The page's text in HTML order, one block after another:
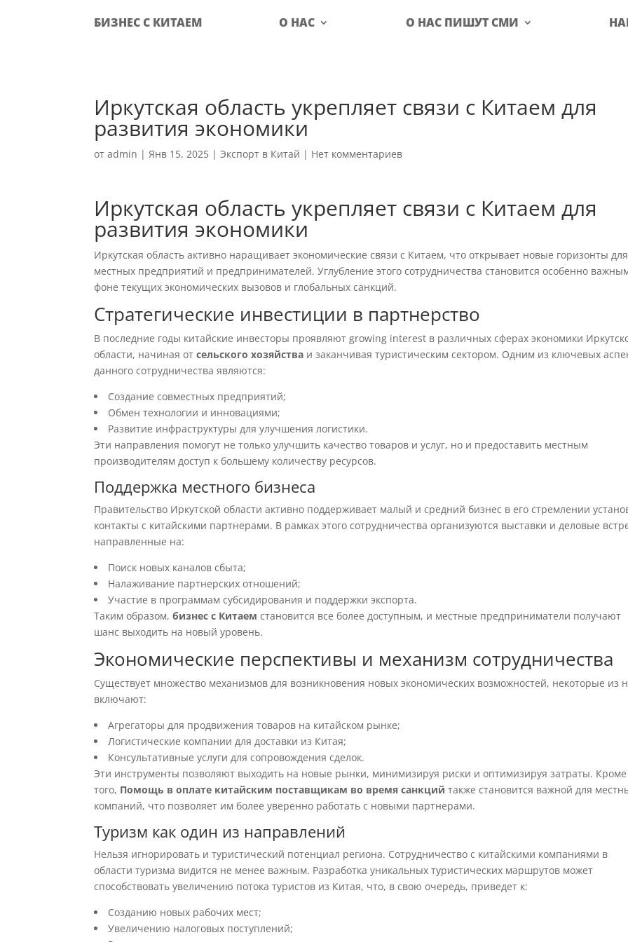
БИЗНЕС С КИТАЕМ О НАС О НАС ПИШУТ СМИ
Иркутская область укрепляет связи с Китаем для
развития экономики
отadmin |Янв 15, 2025 |Экспорт в Китай | Нет комментариев
Иркутская область укрепляет связи с Китаем для
развития экономики
Иркутская область активно наращивает экономические связи с Китаем, что открывает новые горизонты для
местных предприятий и предпринимателей. Углубление этого сотрудничества становится особенно
фоне текущих экономических вызовов и глобальных санкций.
Стратегические инвестиции в партнерство
В последние годы китайские инвесторы проявляют growing interest в различных сферах экономики
области, начиная отсельского хозяйства и заканчивая туристическим сектором. Одним из ключевых
данного сотрудничества являются:
Создание совместных предприятий;
Обмен технологии и инновациями;
Развитие инфраструктуры для улучшения логистики.
Эти направления помогут не только улучшить качество товаров и услуг, но и предоставить местным
производителям доступ к большему количеству ресурсов.
Поддержка местного бизнеса
Правительство Иркутской области активно поддерживает малый и средний бизнес в его стремлении
контакты с китайскими партнерами. В рамках этого сотрудничества организуются выставки и деловые
направленные на:
Поиск новых каналов сбыта;
Налаживание партнерских отношений;
Участие в программам субсидирования и поддержки экспорта.
Таким образом,бизнес с Китаем становится все более доступным, и местные предприниматели получают
шанс выходить на новый уровень.
Экономические перспективы и механизм сотрудничества
Существует множество механизмов для возникновения новых экономических возможностей, некоторые из
включают:
Агрегаторы для продвижения товаров на китайском рынке;
Логистические компании для доставки из Китая;
Консультативные услуги для сопровождения сделок.
Эти инструменты позволяют выходить на новые рынки, минимизируя риски и оптимизируя затраты. Кроме
того, Помощь в оплате китайским поставщикам во время санкций также становится важной для
компаний, что позволяет им более уверенно работать с новыми партнерами.
Туризм как один из направлений
Нельзя игнорировать и туристический потенциал региона. Сотрудничество с китайскими компаниями в
области туризма видится не менее важным. Разработка уникальных туристических маршрутов может
способствовать увеличению потока туристов из Китая, что, в свою очередь, приведет к:
Созданию новых рабочих мест;
Увеличению налоговых поступлений;